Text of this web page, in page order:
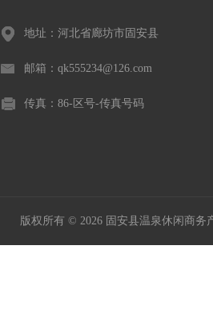
地址：河北省廊坊市固安县
邮箱：qk555234@126.com
传真：86-区号-传真号码
版权所有 © 2026 固安县温泉休闲商